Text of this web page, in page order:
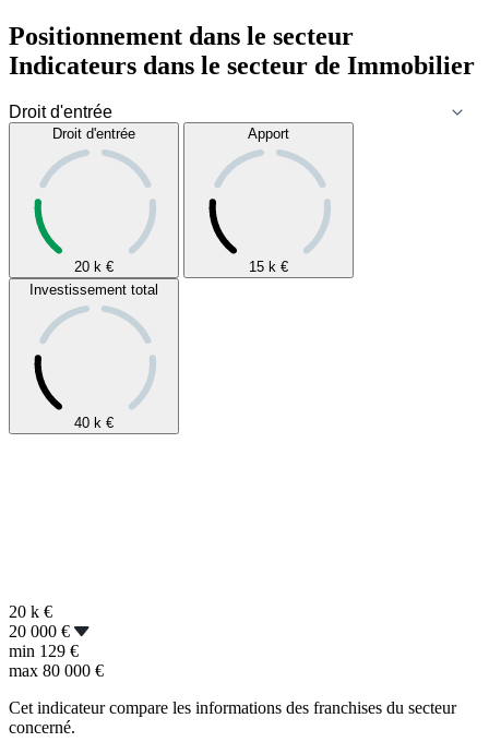
Positionnement dans le secteur
Indicateurs dans le secteur de Immobilier
Droit d'entrée
20 k €
Apport
15 k €
Investissement total
40 k €
20 k €
20 000 €
min 129 €
max 80 000 €
Cet indicateur compare les informations des franchises du secteur
concerné.